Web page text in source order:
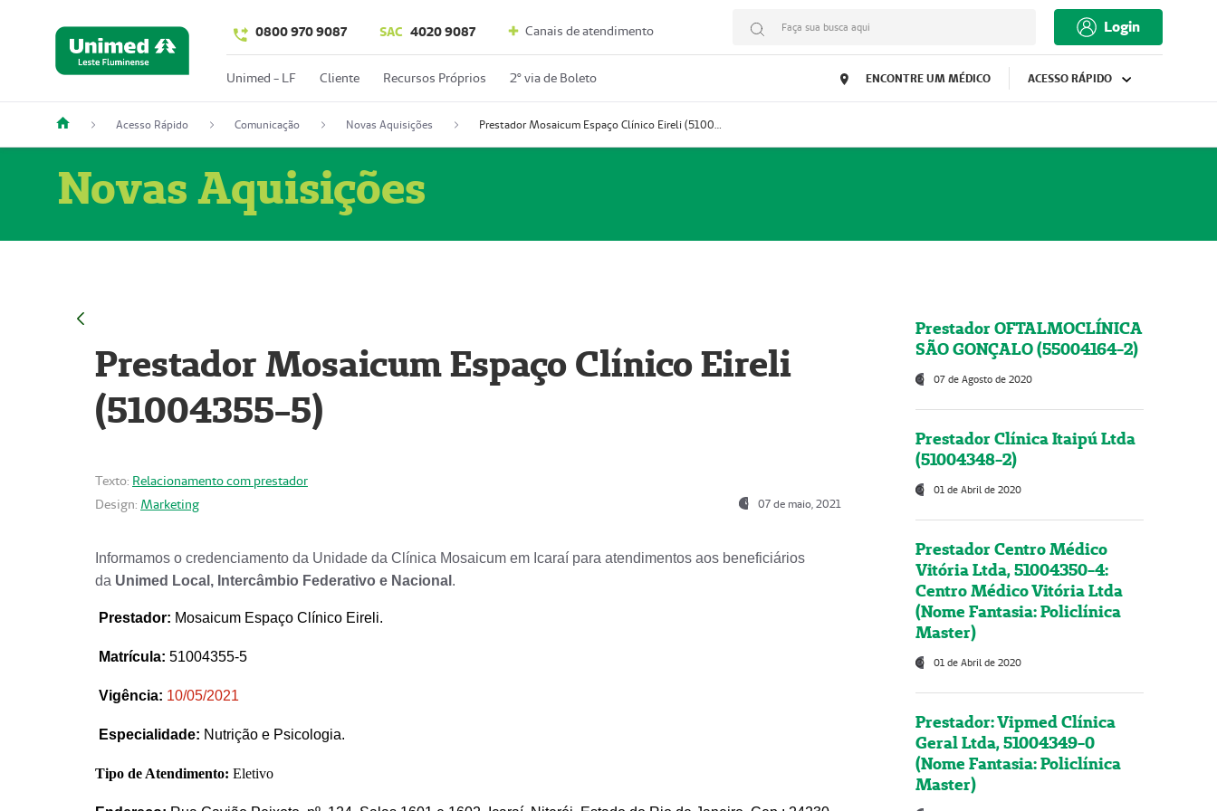
0800 970 9087 SAC 4020 9087 Canais de atendimento Faça sua busca aqui Login
Unimed - LF Cliente Recursos Próprios 2º via de Boleto ENCONTRE UM MÉDICO ACESSO RÁPIDO
Acesso Rápido Comunicação Novas Aquisições Prestador Mosaicum Espaço Clínico Eireli (51004355-5)
Novas Aquisições
Prestador Mosaicum Espaço Clínico Eireli
(51004355-5)
Texto: Relacionamento com prestador
Design: Marketing 07 de maio, 2021
Informamos o credenciamento da Unidade da Clínica Mosaicum em Icaraí para atendimentos aos beneficiários
da Unimed Local, Intercâmbio Federativo e Nacional .
Prestador: Mosaicum Espaço Clínico Eireli.
Matrícula: 51004355-5
Vigência: 10/05/2021
Especialidade: Nutrição e Psicologia.
Tipo de Atendimento: Eletivo
Prestador OFTALMOCLÍNICA
SÃO GONÇALO (55004164-2)
07 de Agosto de 2020
Prestador Clínica Itaipú Ltda
(51004348-2)
01 de Abril de 2020
Prestador Centro Médico
Vitória Ltda, 51004350-4:
Centro Médico Vitória Ltda
(Nome Fantasia: Policlínica
Master)
01 de Abril de 2020
Prestador: Vipmed Clínica
Geral Ltda, 51004349-0
(Nome Fantasia: Policlínica
Master)